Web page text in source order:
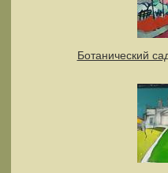
Ботанический